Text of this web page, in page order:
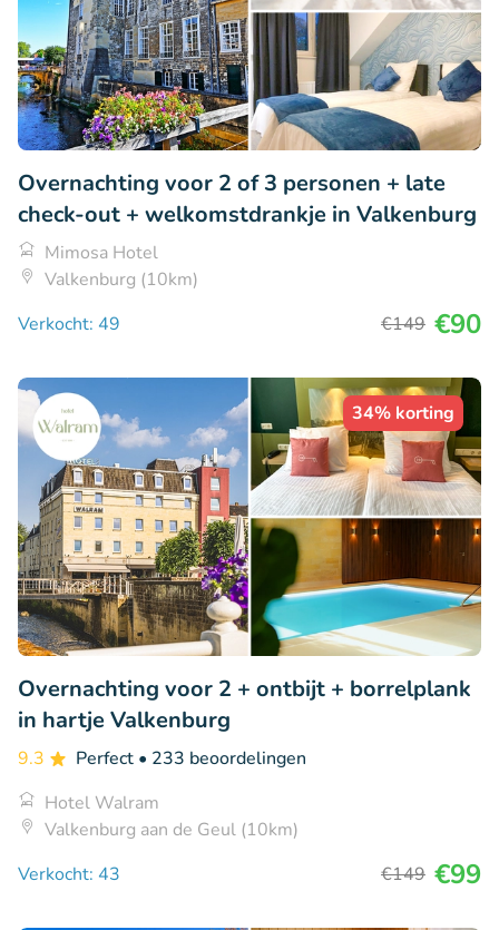
Overnachting voor 2 of 3 personen + late
check-out + welkomstdrankje in Valkenburg
Mimosa Hotel
Valkenburg (10km)
Verkocht: 49
€149 €90
34% korting
Overnachting voor 2 + ontbijt + borrelplank
in hartje Valkenburg
9.3 Perfect • 233 beoordelingen
Hotel Walram
Valkenburg aan de Geul (10km)
Verkocht: 43
€149 €99